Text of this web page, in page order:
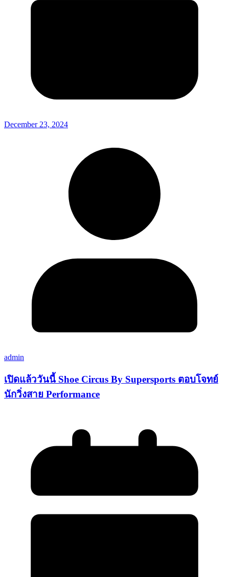
December 23, 2024
admin
เปิดแล้ววันนี้ Shoe Circus By Supersports ตอบโจทย์
นักวิ่งสาย Performance